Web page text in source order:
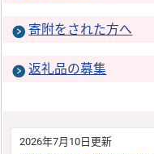
寄附をされた方へ
返礼品の募集
2026年7月10日更新